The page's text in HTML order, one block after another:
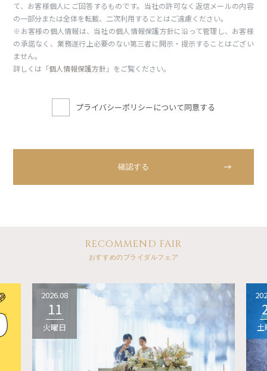
て、お客様個人にご回答するものです。当社の許可なく返信メールの内容
の一部分または全体を転載、二次利用することはご遠慮ください。
※お客様の個人情報は、当社の個人情報保護方針に沿って管理し、お客様
の承諾なく、業務遂行上必要のない第三者に開示・提示することはござい
ません。
詳しくは「個人情報保護方針」をご覧ください。
プライバシーポリシーについて同意する
RECOMMEND FAIR
おすすめのブライダルフェア
2026.08
11
火曜日 土